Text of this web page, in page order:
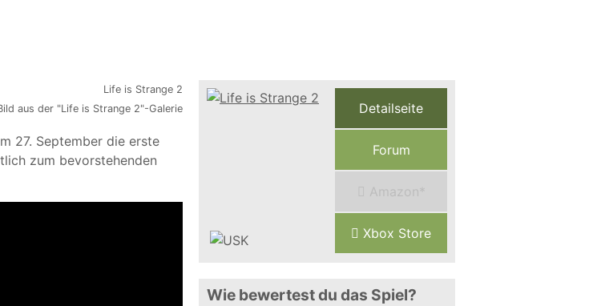
aus der "Life is Strange 2"-Galerie
27. September die erste
zum bevorstehenden
Detailseite
Forum
Amazon*
Xbox Store
Wie bewertest du das Spiel?